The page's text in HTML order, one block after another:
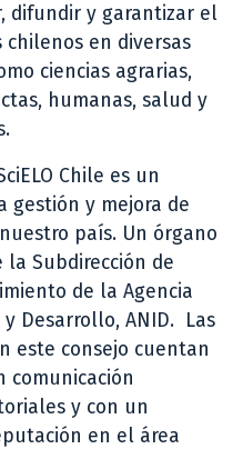
difundir y garantizar el
chilenos en diversas
ciencias agrarias,
humanas, salud y
Chile es un
gestión y mejora de
país. Un órgano
Subdirección de
de la Agencia
Desarrollo, ANID. Las
este consejo cuentan
comunicación
y con un
en el área